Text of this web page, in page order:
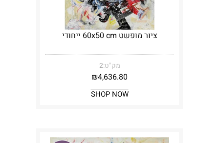
ציור מופשט 60x50 cm ייחודי
מק"ט:2
₪4,636.80
SHOP NOW